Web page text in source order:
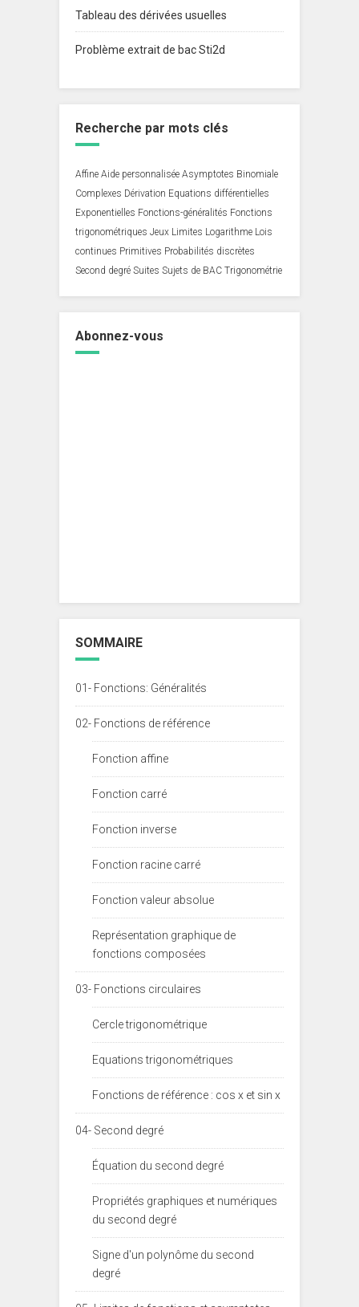
Tableau des dérivées usuelles
Problème extrait de bac Sti2d
Recherche par mots clés
Affine Aide personnalisée Asymptotes Binomiale
Complexes Dérivation Equations différentielles
Exponentielles Fonctions-généralités Fonctions
trigonométriques Jeux Limites Logarithme Lois
continues Primitives Probabilités discrètes
Second degré Suites Sujets de BAC Trigonométrie
Abonnez-vous
SOMMAIRE
01- Fonctions: Généralités
02- Fonctions de référence
Fonction affine
Fonction carré
Fonction inverse
Fonction racine carré
Fonction valeur absolue
Représentation graphique de
fonctions composées
03- Fonctions circulaires
Cercle trigonométrique
Equations trigonométriques
Fonctions de référence : cos x et sin x
04- Second degré
Équation du second degré
Propriétés graphiques et numériques
du second degré
Signe d'un polynôme du second
degré